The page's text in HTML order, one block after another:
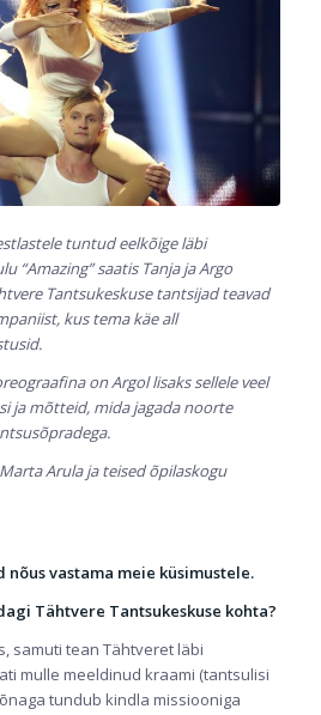
tuntud eelkõige läbi
“Amazing” saatis Tanja ja Argo
Tantsukeskuse tantsijad teavad
kus tema käe all
on Argol lisaks sellele veel
ja mõtteid, mida jagada noorte
Arula ja teised õpilaskogu
vastama meie küsimustele.
Tähtvere Tantsukeskuse kohta?
samuti tean Tähtveret läbi
mulle meeldinud kraami (tantsulisi
tundub kindla missiooniga